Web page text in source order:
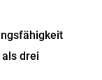
drei